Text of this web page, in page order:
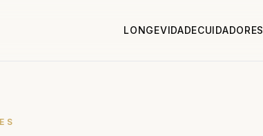
LONGEVIDADECUIDADORES